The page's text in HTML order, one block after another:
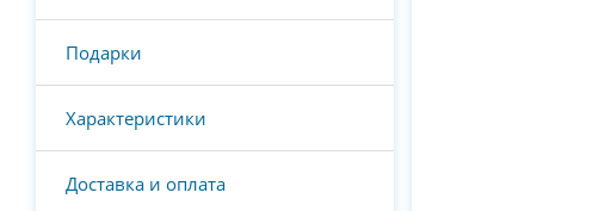
Подарки
Характеристики
Доставка и оплата